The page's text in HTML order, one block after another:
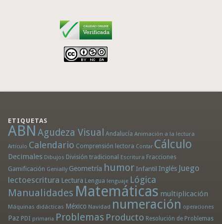
ETIQUETAS
ABN Agudeza Visual Andalucía Animación a la lectura
Artículo Calendario Comprensión lectora Contar Cálculo
Decimales Dibujos División tradicional Escritura Fracciones
Gamificación Genially Geometría humor Infantil Inglés Juego
lectoescritura Lectura Lengua lenguaje Lógica
Manualidades Matemáticas multiplicación
Máquinas didácticas México Navidad numeración operaciones
Paz PDI primaria Problemas Producto Resolución de Problemas